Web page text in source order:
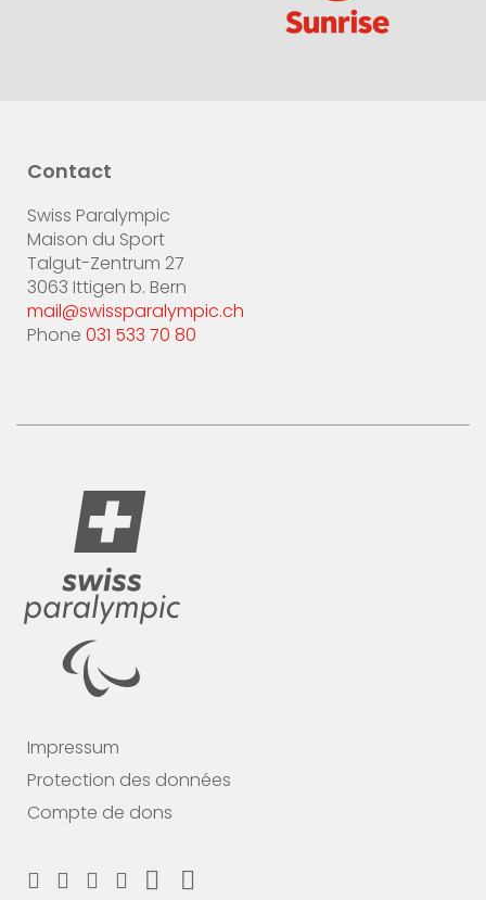
Contact
Swiss Paralympic
Maison du Sport
Talgut-Zentrum 27
3063 Ittigen b. Bern
mail@swissparalympic.ch
Phone 031 533 70 80
Impressum
Protection des données
Compte de dons